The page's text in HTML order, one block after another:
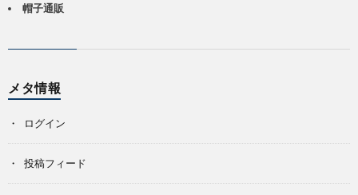
帽子通販
メタ情報
ログイン
投稿フィード